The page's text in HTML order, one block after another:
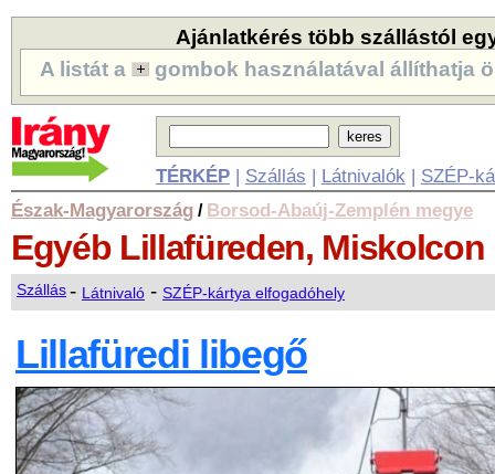
Ajánlatkérés több szállástól
A listát a
gombok használatával állíthatja
TÉRKÉP| Szállás | Látnivalók | SZÉP-
Észak-Magyarország / Borsod-Abaúj-Zemplén megye
Egyéb Lillafüreden, Miskolcon
Szállás- Látnivaló - SZÉP-kártya elfogadóhely
Lillafüredi libegő